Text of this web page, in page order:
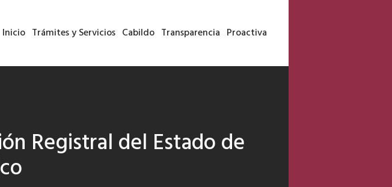
Inicio Trámites y Servicios Cabildo Transparencia Proactiva
Registral del Estado de